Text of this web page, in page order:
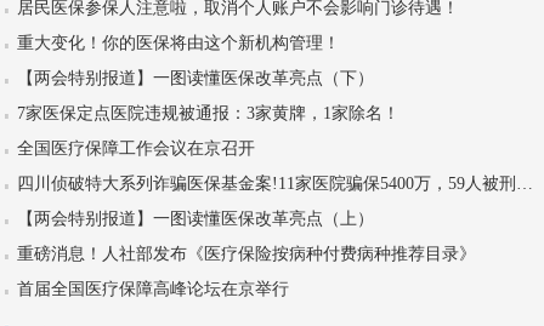
居民医保参保人注意啦，取消个人账户不会影响门诊待遇！
重大变化！你的医保将由这个新机构管理！
【两会特别报道】一图读懂医保改革亮点（下）
7家医保定点医院违规被通报：3家黄牌，1家除名！
全国医疗保障工作会议在京召开
四川侦破特大系列诈骗医保基金案!11家医院骗保5400万，59人被刑拘！
【两会特别报道】一图读懂医保改革亮点（上）
重磅消息！人社部发布《医疗保险按病种付费病种推荐目录》
首届全国医疗保障高峰论坛在京举行